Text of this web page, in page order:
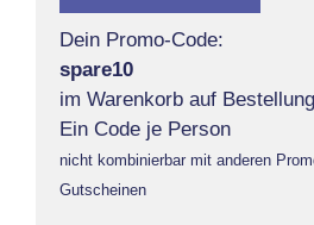
Dein Promo-Code:
spare10
im Warenkorb auf
Ein Code je Person
nicht kombinierbar mit anderen
Gutscheinen